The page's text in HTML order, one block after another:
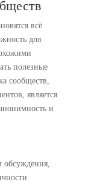
всё
для
полезные
сообществ,
является
и
обсуждения,